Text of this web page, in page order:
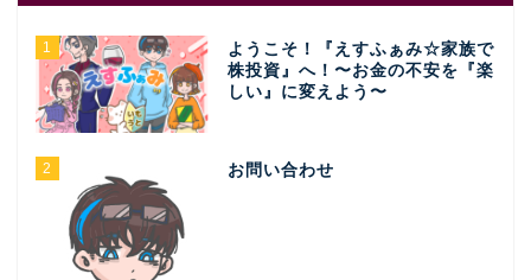
1
ようこそ！『えすふぁみ☆家族で
株投資』へ！〜お金の不安を『楽
しい』に変えよう〜
2 お問い合わせ